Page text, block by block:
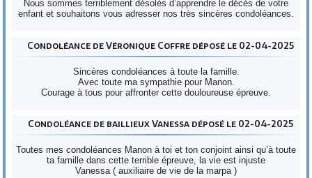
Nous sommes terriblement désolés d’apprendre le décès de votre
enfant et souhaitons vous adresser nos très sincères condoléances.
Condoléance de Véronique Coffre déposé le 02-04-2025
Sincères condoléances à toute la famille.
Avec toute ma sympathie pour Manon.
Courage à tous pour affronter cette douloureuse épreuve.
Condoléance de baillieux Vanessa déposé le 02-04-2025
Toutes mes condoléances Manon à toi et ton conjoint ainsi qu’à toute
ta famille dans cette terrible épreuve, la vie est injuste
Vanessa ( auxiliaire de vie de la marpa )